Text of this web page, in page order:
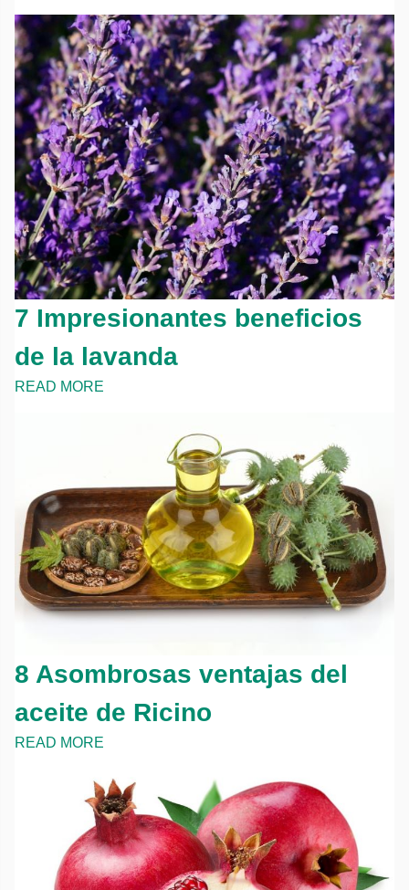
7 Impresionantes beneficios
de la lavanda
READ MORE
8 Asombrosas ventajas del
aceite de Ricino
READ MORE